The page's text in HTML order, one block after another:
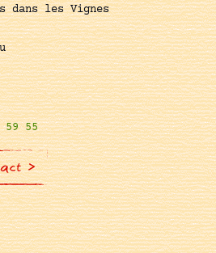
dans les Vignes
59 55
>